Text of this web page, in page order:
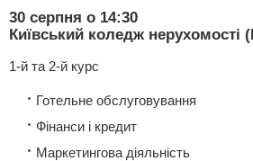
30 серпня о 14:30
Київський коледж нерухомості
1-й та 2-й курс
Готельне обслуговування
Фінанси і кредит
Маркетингова діяльність